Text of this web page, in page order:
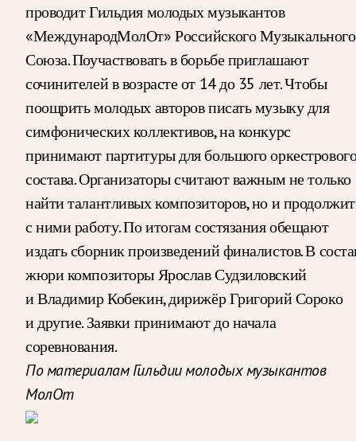
проводит Гильдия молодых музыкантов
«МеждународМолОт» Российского Музыкального
Союза. Поучаствовать в борьбе приглашают
сочинителей в возрасте от 14 до 35 лет. Чтобы
поощрить молодых авторов писать музыку для
симфонических коллективов, на конкурс
принимают партитуры для большого
состава. Организаторы считают важным не только
найти талантливых композиторов, но и
с ними работу. По итогам состязания обещают
издать сборник произведений финалистов. В
жюри композиторы Ярослав Судзиловский
и Владимир Кобекин, дирижёр Григорий Сороко
и другие. Заявки принимают до начала
соревнования.
По материалам Гильдии молодых музыкантов
МолОт